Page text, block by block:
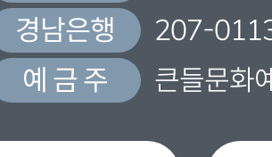
경남은행
207-
예 금 주
큰들문화